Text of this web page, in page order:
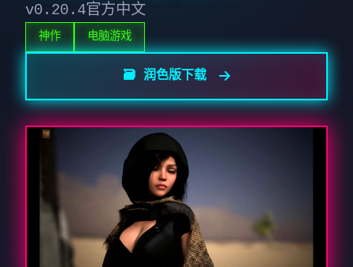
v0.20.4官方中文
神作 电脑游戏
🗃️ 润色版下载